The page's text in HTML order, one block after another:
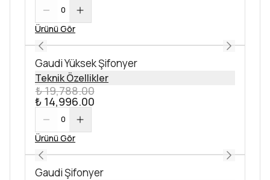
0
Ürünü Gör
Gaudi Yüksek Şifonyer
Teknik Özellikler
₺ 19,788.00
₺ 14,996.00
0
Ürünü Gör
Gaudi Şifonyer